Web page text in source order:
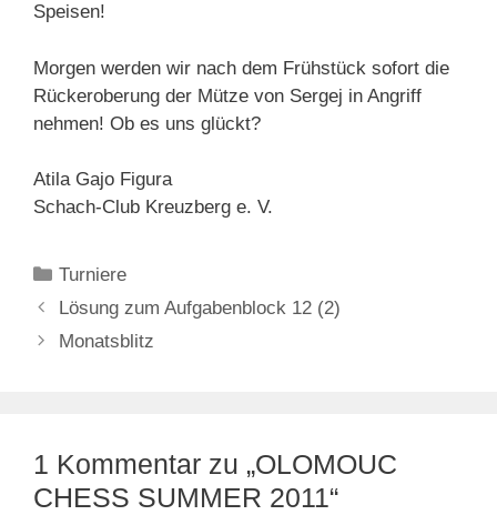
Speisen!
Morgen werden wir nach dem Frühstück sofort die
Rückeroberung der Mütze von Sergej in Angriff
nehmen! Ob es uns glückt?
Atila Gajo Figura
Schach-Club Kreuzberg e. V.
Kategorien
Turniere
Lösung zum Aufgabenblock 12 (2)
Monatsblitz
1 Kommentar zu „OLOMOUC
CHESS SUMMER 2011“